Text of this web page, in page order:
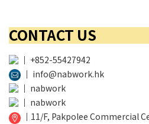
CONTACT US
│ +852-55427942
│ info@nabwork.hk
│ nabwork
│ nabwork
│ 11/F, Pakpolee Commercial